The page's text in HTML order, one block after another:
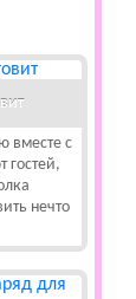
вместе с
гостей,
нечто